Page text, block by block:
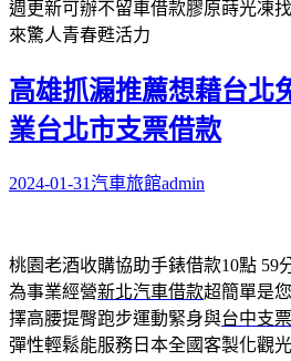
週更新可辦不留車借款膠原蒔光凍
來驚人青春甦活力
高雄抓漏推薦想藉台北
業台北市支票借款
2024-01-31汽車旅館admin
桃園老酒收購協助手錶借款10點 59
為事業經營新北汽車借款超簡單是
擇高腰提臀跑步運動緊身與台中支
彈性輕鬆能服務日本全國客製化觀